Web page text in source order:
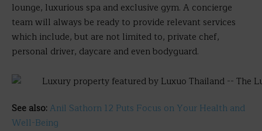
lounge, luxurious spa and exclusive gym. A concierge
team will always be ready to provide relevant services
which include, but are not limited to, private chef,
personal driver, daycare and even bodyguard.
See also:Anil Sathorn 12 Puts Focus on Your Health and
Well-Being